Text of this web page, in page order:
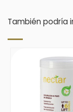
También podría